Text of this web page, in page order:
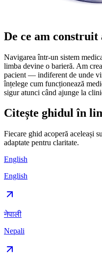
De ce am
Navigarea într-un sistem
limba devine o barieră. Am
pacient — indiferent de unde
înțelege cum funcționează
sigur atunci când ajunge la
Citește ghidul în
Fiecare ghid acoperă aceleași
adaptate pentru claritate.
English
English
नेपाली
Nepali